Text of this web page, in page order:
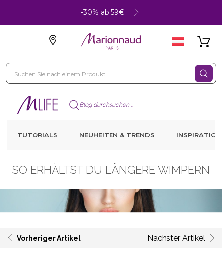
-30% ab 59€
TUTORIALS NEUHEITEN & TRENDS INSPIRATION
SO ERHÄLTST DU LÄNGERE WIMPERN
Vorheriger Artikel Nächster Artikel